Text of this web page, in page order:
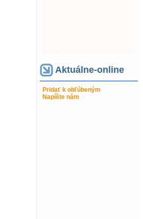
Aktuálne-online
Pridať k obľúbeným
Napíšte nám